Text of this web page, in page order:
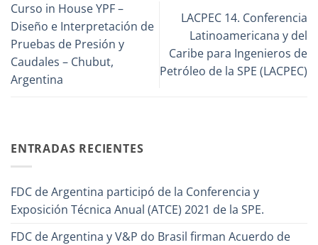
Curso in House YPF –
Diseño e Interpretación de
Pruebas de Presión y
Caudales – Chubut,
Argentina
LACPEC 14. Conferencia
Latinoamericana y del
Caribe para Ingenieros de
Petróleo de la SPE (LACPEC)
ENTRADAS RECIENTES
FDC de Argentina participó de la Conferencia y
Exposición Técnica Anual (ATCE) 2021 de la SPE.
FDC de Argentina y V&P do Brasil firman Acuerdo de